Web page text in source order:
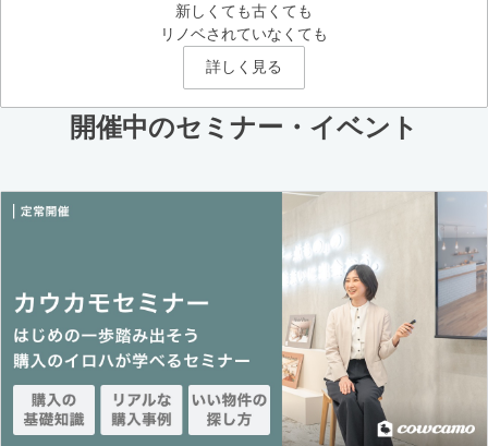
新しくても古くても
リノベされていなくても
詳しく見る
開催中のセミナー・イベント